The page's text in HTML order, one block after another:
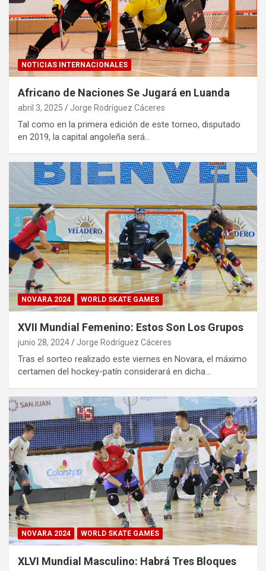
NOTICIAS INTERNACIONALES
Africano de Naciones Se Jugará en Luanda
abril 3, 2025 Jorge Rodríguez Cáceres
Tal como en la primera edición de este torneo, disputado
en 2019, la capital angoleña será…
NOVARA 2024 WORLD SKATE GAMES
XVII Mundial Femenino: Estos Son Los Grupos
junio 28, 2024 Jorge Rodríguez Cáceres
Tras el sorteo realizado este viernes en Novara, el máximo
certamen del hockey-patín considerará en dicha…
NOVARA 2024 WORLD SKATE GAMES
XLVI Mundial Masculino: Habrá Tres Bloques